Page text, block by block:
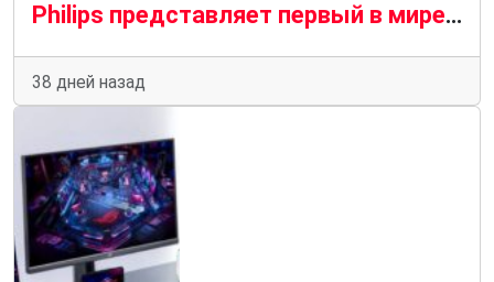
Philips представляет первый в мире трехрежимный игровой IPS-монитор с частотой обновления до 540 Гц
38 дней назад